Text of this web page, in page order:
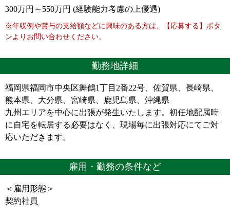
300万円～550万円 (経験能力考慮の上優遇)
※年収例や賞与の支給額などに興味のある方は、【応募する】ボタ
ンよりお問い合わせください。
勤務地詳細
福岡県福岡市中央区舞鶴1丁目2番22号、佐賀県、長崎県、
熊本県、大分県、宮崎県、鹿児島県、沖縄県
九州エリアを中心に出張が発生いたします。初任地配属時
に自宅を転居する必要はなく、現場毎に出張対応にてご対
応いただきます。
雇用・勤務の条件など
＜雇用形態＞
契約社員